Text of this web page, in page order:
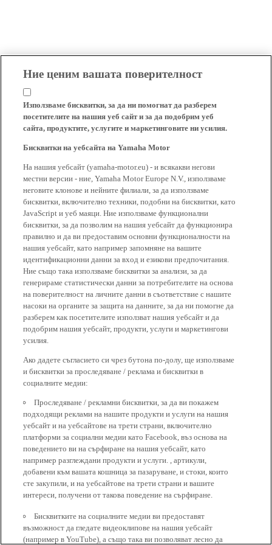
Ние ценим вашата поверителност
Използваме бисквитки, за да ни помогнат да разберем
посетителите на нашия уеб сайт и за да подобрим уеб
сайта, продуктите, услугите и маркетинговите ни усилия.
Бисквитки на уебсайта на Yamaha Motor
На нашия уебсайт (yamaha-motor.eu) - и всякакви негови
местни версии - ние, Yamaha Motor Europe N.V., използваме
неговите клонове и нейните филиали, за да използваме
бисквитки, включително техники, подобни на бисквитки, като
JavaScript и уеб маяци. Ние използваме функционални
бисквитки, за да позволим на нашия уебсайт да функционира
правилно и да ви предоставим основни функционалности на
нашия уебсайт, като например запомняне на вашите
идентификационни данни за вход и езикови предпочитания.
Ние също така използваме бисквитки за анализи, за да
генерираме статистически данни за потребителите на основа
на поверителност на личните данни в съответствие с нашите
насоки на органите за защита на данните, за да ни помогне да
разберем как посетителите използват нашия уебсайт и да
подобрим нашия уебсайт, продукти, услуги и маркетингови
усилия.
Ако дадете съгласието си чрез бутона по-долу, ще използваме
и бисквитки за проследяване / реклама и бисквитки в
социалните медии:
Проследяване / рекламни бисквитки, за да ви покажем
подходящи реклами на нашите продукти и услуги на нашия
уебсайт и на уебсайтове на трети страни, включително
платформи за социални медии като Facebook, въз основа на
поведението ви на сърфиране на нашия уебсайт, като
например разглеждани продукти и услуги. , артикули,
добавени към вашата кошница за пазаруване, и стоки, които
сте закупили, и на уебсайтове на трети страни и вашите
интереси, получени от такова поведение на сърфиране.
Бисквитките на социалните медии ви предоставят
възможност да гледате видеоклипове на нашия уебсайт
(например в YouTube), а също така ви позволяват лесно да